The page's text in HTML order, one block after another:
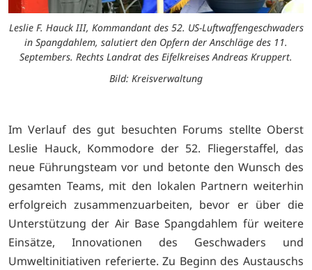
Leslie F. Hauck III, Kommandant des 52. US-Luftwaffengeschwaders
in Spangdahlem, salutiert den Opfern der Anschläge des 11.
Septembers. Rechts Landrat des Eifelkreises Andreas Kruppert.
Bild: Kreisverwaltung
Im Verlauf des gut besuchten Forums stellte Oberst
Leslie Hauck, Kommodore der 52. Fliegerstaffel, das
neue Führungsteam vor und betonte den Wunsch des
gesamten Teams, mit den lokalen Partnern weiterhin
erfolgreich zusammenzuarbeiten, bevor er über die
Unterstützung der Air Base Spangdahlem für weitere
Einsätze, Innovationen des Geschwaders und
Umweltinitiativen referierte. Zu Beginn des Austauschs